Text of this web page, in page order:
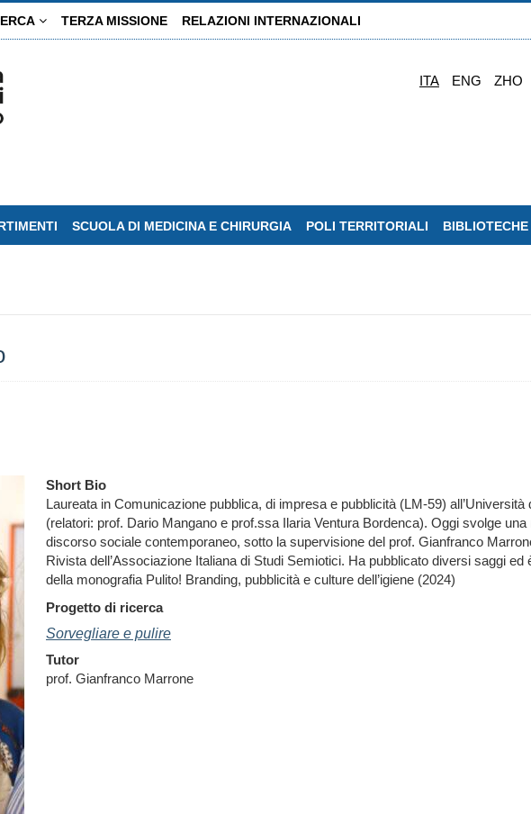
TERZA MISSIONE RELAZIONI INTERNAZIONALI
ITA ENG ZHO
SCUOLA DI MEDICINA E CHIRURGIA POLI TERRITORIALI
Short Bio
Laureata in Comunicazione pubblica, di impresa e pubblicità (LM-59)
(relatori: prof. Dario Mangano e prof.ssa Ilaria Ventura Bordenca). Oggi svolge
discorso sociale contemporaneo, sotto la supervisione del prof. Gianfranco
Rivista dell’Associazione Italiana di Studi Semiotici. Ha pubblicato diversi saggi
della monografia Pulito! Branding, pubblicità e culture dell’igiene (2024)
Progetto di ricerca
Sorvegliare e pulire
Tutor
prof. Gianfranco Marrone